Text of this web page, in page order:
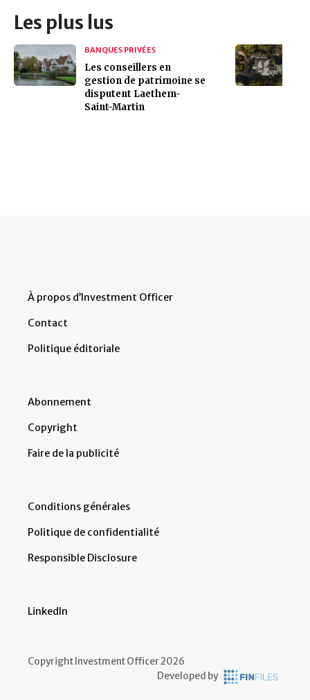
Les plus lus
BANQUES PRIVÉES
Les conseillers en
gestion de patrimoine se
disputent Laethem-
Saint-Martin
À propos d’Investment Officer
Contact
Politique éditoriale
Abonnement
Copyright
Faire de la publicité
Conditions générales
Politique de confidentialité
Responsible Disclosure
LinkedIn
Copyright Investment Officer 2026
Developed by